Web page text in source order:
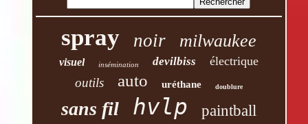
spray noir milwaukee
visuel insémination devilbiss électrique
outils auto uréthane doublure
sans fil hvlp paintball